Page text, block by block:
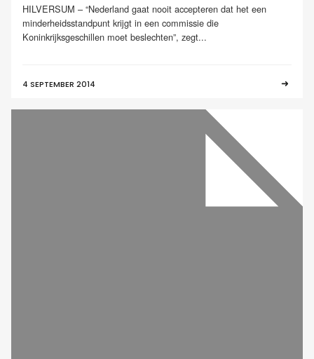
HILVERSUM – “Nederland gaat nooit accepteren dat het een
minderheidsstandpunt krijgt in een commissie die
Koninkrijksgeschillen moet beslechten”, zegt...
4 SEPTEMBER 2014